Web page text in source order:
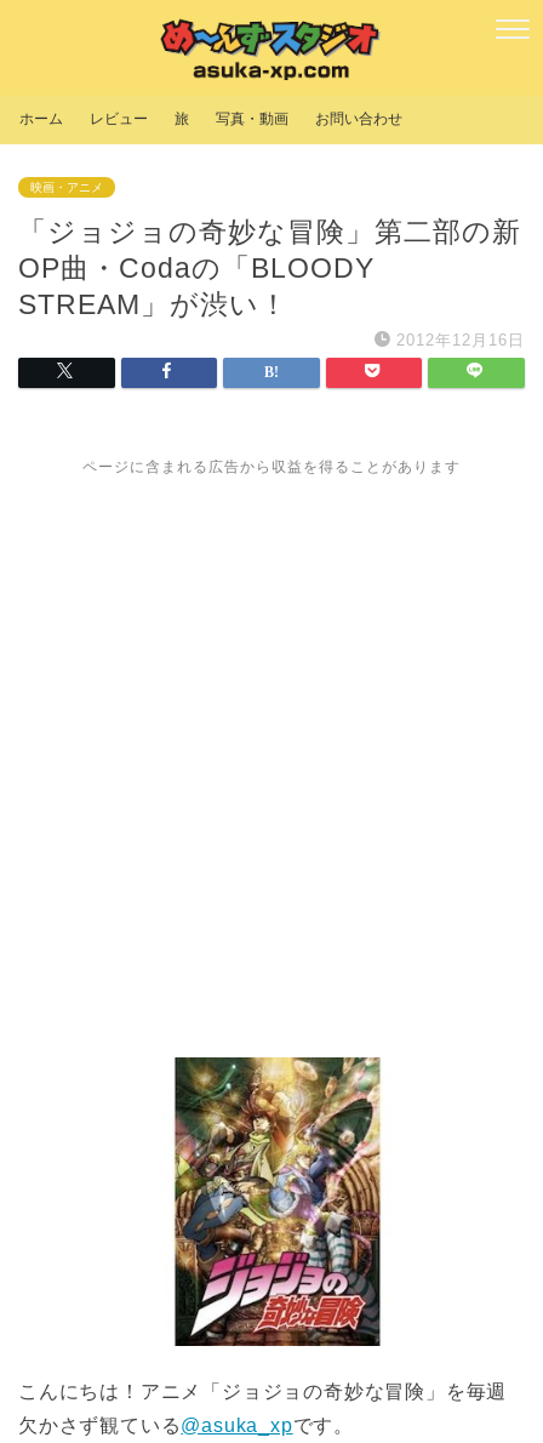
ホーム レビュー 旅 写真・動画 お問い合わせ
映画・アニメ
「ジョジョの奇妙な冒険」第二部の新
OP曲・Codaの「BLOODY
STREAM」が渋い！
2012年12月16日
ページに含まれる広告から収益を得ることがあります
こんにちは！アニメ「ジョジョの奇妙な冒険」を毎週
欠かさず観ている@asuka_xpです。